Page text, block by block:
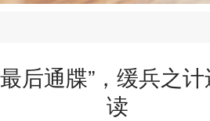
后通牒”，缓兵之
读